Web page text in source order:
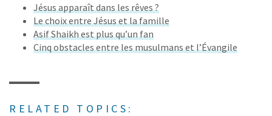
Jésus apparaît dans les rêves ?
Le choix entre Jésus et la famille
Asif Shaikh est plus qu’un fan
Cinq obstacles entre les musulmans et l’Évangile
RELATED TOPICS: